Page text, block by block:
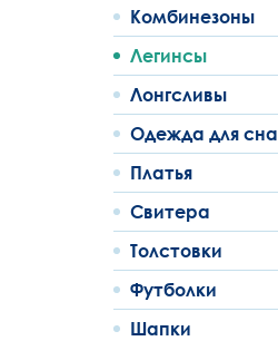
Комбинезоны
Легинсы
Лонгсливы
Одежда для сна
Платья
Свитера
Толстовки
Футболки
Шапки